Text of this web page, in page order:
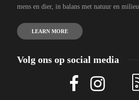
mens en dier, in balans met natuur en milieu.
LEARN MORE
Volg ons op social media